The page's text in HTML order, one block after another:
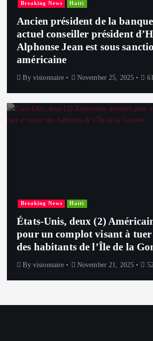
Breaking News Haiti
Ancien président de la
actuel conseiller président
Alphonse Jean est sous
américaine
By visionnaire November 25, 2025
Breaking News Haiti
États-Unis, deux (2)
pour un complot visant à
des habitants de l’Île de la
By visionnaire November 21, 2025